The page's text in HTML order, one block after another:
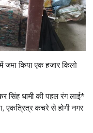
जमा किया एक हजार किलो
सिंह धामी की पहल रंग लाई*
एकत्रित्र कचरे से होगी नगर